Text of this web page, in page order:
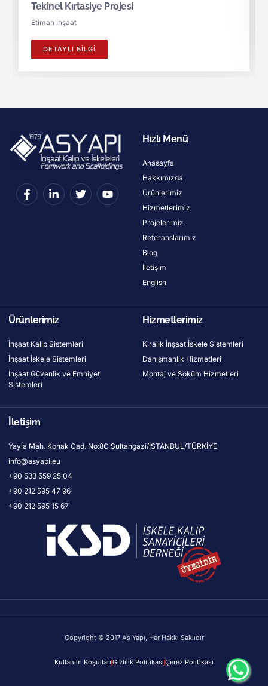
Tekinel Kırtasiye Projesi
Etiman İnşaat
DETAYLI BILGI
Hızlı Menü
Anasayfa
Hakkımızda
Ürünlerimiz
Hizmetlerimiz
Projelerimiz
Referanslarımız
Blog
İletişim
English
Ürünlerimiz
İnşaat Kalıp Sistemleri
İnşaat İskele Sistemleri
İnşaat Güvenlik ve Emniyet
Sistemleri
Hizmetlerimiz
Kiralık İnşaat İskele Sistemleri
Danışmanlık Hizmetleri
Montaj ve Söküm Hizmetleri
İletişim
Yayla Mah. Konak Cad. No:8C Sultangazi/İSTANBUL/TÜRKİYE
info@asyapi.eu
+90 533 559 25 04
+90 212 595 47 96
+90 212 595 15 67
Copyright © 2017 As Yapı, Her Hakkı Saklıdır
Kullanım Koşulları Gizlilik Politikası Çerez Politikası